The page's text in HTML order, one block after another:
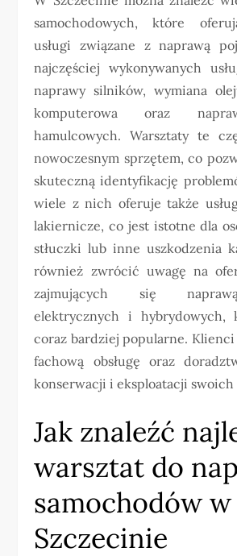
samochodowych, które
usługi związane z naprawą
najczęściej wykonywanych
naprawy silników, wymiana
komputerowa oraz
hamulcowych. Warsztaty te
nowoczesnym sprzętem, co
skuteczną identyfikację
wiele z nich oferuje także
lakiernicze, co jest istotne dla
stłuczki lub inne uszkodzenia
również zwrócić uwagę na
zajmujących się
elektrycznych i hybrydowych,
coraz bardziej popularne. Klienci
fachową obsługę oraz
konserwacji i eksploatacji swoich
Jak znaleźć
warsztat do
samochodów w
Szczecinie